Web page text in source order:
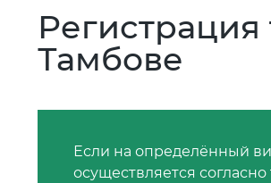
Регистрация
Тамбове
Если на определённый
осуществляется